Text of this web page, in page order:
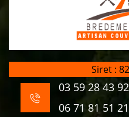
Siret :
03 59 28 43 92
06 71 81 51 21